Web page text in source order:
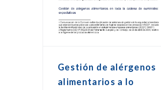
Gestión de alérgenos
alimentarios a lo